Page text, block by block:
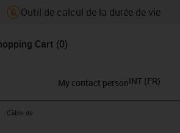
Outil de calcul de la durée de vie
Cart (0)
My contact personINT (FR)
igus-icon-arrow-right
Câble de